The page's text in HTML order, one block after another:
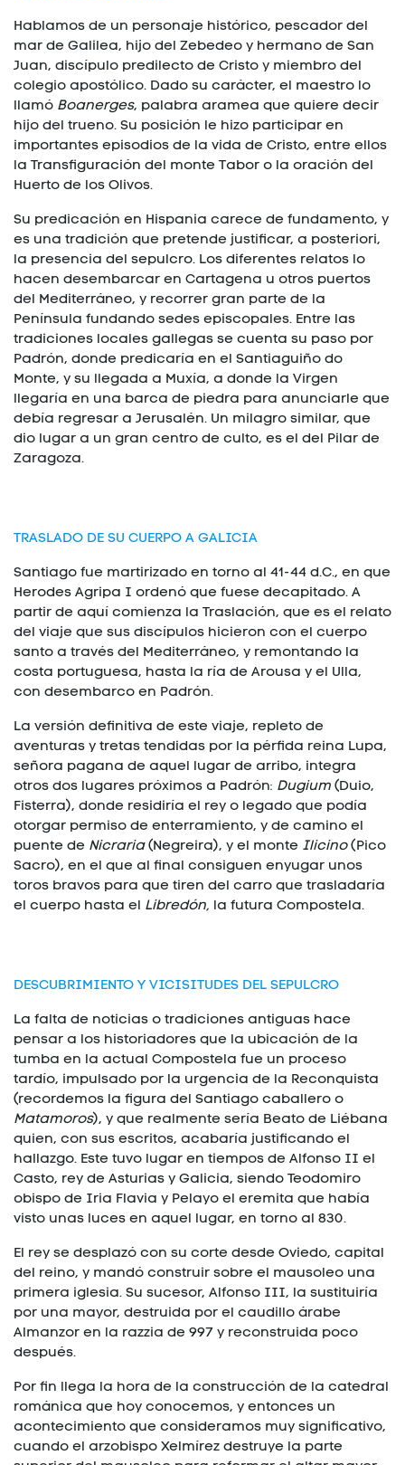
Hablamos de un personaje histórico, pescador del
mar de Galilea, hijo del Zebedeo y hermano de San
Juan, discípulo predilecto de Cristo y miembro del
colegio apostólico. Dado su carácter, el maestro lo
llamó Boanerges, palabra aramea que quiere decir
hijo del trueno. Su posición le hizo participar en
importantes episodios de la vida de Cristo, entre ellos
la Transfiguración del monte Tabor o la oración del
Huerto de los Olivos.
Su predicación en Hispania carece de fundamento, y
es una tradición que pretende justificar, a posteriori,
la presencia del sepulcro. Los diferentes relatos lo
hacen desembarcar en Cartagena u otros puertos
del Mediterráneo, y recorrer gran parte de la
Península fundando sedes episcopales. Entre las
tradiciones locales gallegas se cuenta su paso por
Padrón, donde predicaría en el Santiaguiño do
Monte, y su llegada a Muxía, a donde la Virgen
llegaría en una barca de piedra para anunciarle que
debía regresar a Jerusalén. Un milagro similar, que
dio lugar a un gran centro de culto, es el del Pilar de
Zaragoza.
TRASLADO DE SU CUERPO A GALICIA
Santiago fue martirizado en torno al 41-44 d.C., en que
Herodes Agripa I ordenó que fuese decapitado. A
partir de aquí comienza la Traslación, que es el relato
del viaje que sus discípulos hicieron con el cuerpo
santo a través del Mediterráneo, y remontando la
costa portuguesa, hasta la ría de Arousa y el Ulla,
con desembarco en Padrón.
La versión definitiva de este viaje, repleto de
aventuras y tretas tendidas por la pérfida reina Lupa,
señora pagana de aquel lugar de arribo, integra
otros dos lugares próximos a Padrón: Dugium (Duio,
Fisterra), donde residiría el rey o legado que podía
otorgar permiso de enterramiento, y de camino el
puente de Nicraria(Negreira), y el monte Ilicino(Pico
Sacro), en el que al final consiguen enyugar unos
toros bravos para que tiren del carro que trasladaría
el cuerpo hasta el Libredón, la futura Compostela.
DESCUBRIMIENTO Y VICISITUDES DEL SEPULCRO
La falta de noticias o tradiciones antiguas hace
pensar a los historiadores que la ubicación de la
tumba en la actual Compostela fue un proceso
tardío, impulsado por la urgencia de la Reconquista
(recordemos la figura del Santiago caballero o
Matamoros), y que realmente sería Beato de Liébana
quien, con sus escritos, acabaría justificando el
hallazgo. Este tuvo lugar en tiempos de Alfonso II el
Casto, rey de Asturias y Galicia, siendo Teodomiro
obispo de Iria Flavia y Pelayo el eremita que había
visto unas luces en aquel lugar, en torno al 830.
El rey se desplazó con su corte desde Oviedo, capital
del reino, y mandó construir sobre el mausoleo una
primera iglesia. Su sucesor, Alfonso III, la sustituiría
por una mayor, destruida por el caudillo árabe
Almanzor en la razzia de 997 y reconstruida poco
después.
Por fin llega la hora de la construcción de la catedral
románica que hoy conocemos, y entonces un
acontecimiento que consideramos muy significativo,
cuando el arzobispo Xelmírez destruye la parte